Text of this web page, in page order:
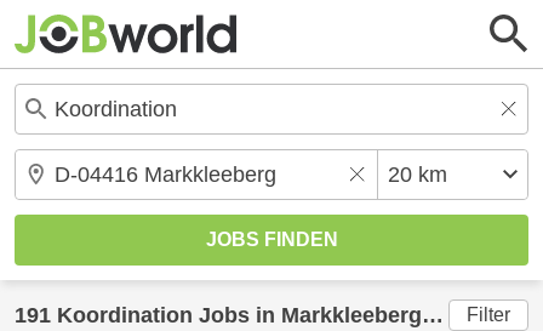
191 Koordination Jobs in Markkleeberg(20 km)
Filter